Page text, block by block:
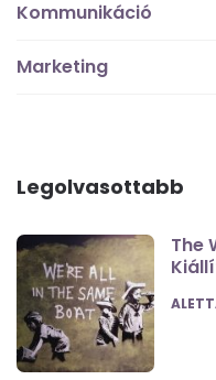
Kommunikáció
Marketing
Legolvasottabb
The